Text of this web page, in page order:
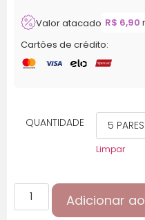
Cartões de crédito:
Valor atacado R$ 6,90
QUANTIDADE
Limpar
Adicionar